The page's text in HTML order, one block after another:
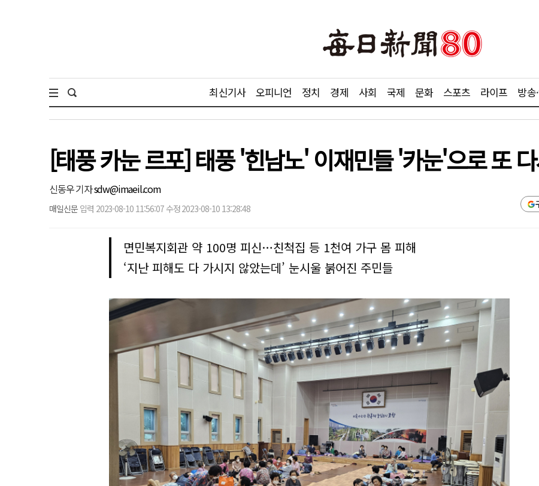
최신기사 오피니언 정치 경제 사회 국제 문화 스포츠 라이프 방송
[태풍 카눈 르포] 태풍 '힌남노' 이재민들 '카눈'으로 또
신동우 기자sdw@imaeil.com
매일신문 입력 2023-08-10 11:56:07 수정 2023-08-10 13:28:48
면민복지회관 약 100명 피신…친척집 등 1천여 가구 몸 피해
‘지난 피해도 다 가시지 않았는데’ 눈시울 붉어진 주민들